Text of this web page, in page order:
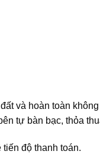
và hoàn toàn
tự bàn bạc, thỏa
độ thanh toán.